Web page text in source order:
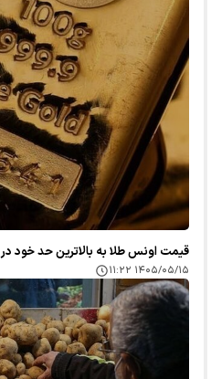
قیمت اونس طلا به بالاترین حد خود در ۷ هفته اخیر رسید
۱۴۰۵/۰۵/۱۵ ۱۱:۲۲